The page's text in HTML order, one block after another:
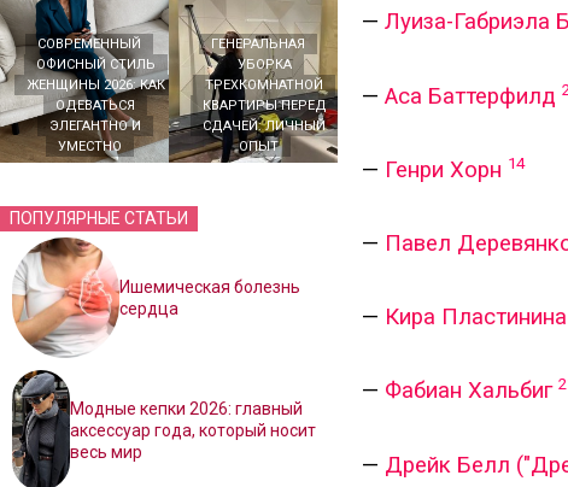
СОВРЕМЕННЫЙ
ОФИСНЫЙ СТИЛЬ
ЖЕНЩИНЫ 2026: КАК
ОДЕВАТЬСЯ
ЭЛЕГАНТНО И
УМЕСТНО
ГЕНЕРАЛЬНАЯ
УБОРКА
ТРЕХКОМНАТНОЙ
КВАРТИРЫ ПЕРЕД
СДАЧЕЙ: ЛИЧНЫЙ
ОПЫТ
ПОПУЛЯРНЫЕ СТАТЬИ
Ишемическая болезнь
сердца
Модные кепки 2026: главный
аксессуар года, который носит
весь мир
— Луиза-Габриэла
— Аса Баттерфилд
— Генри Хорн 14
— Павел
— Кира Пластинина
— Фабиан Хальбиг
— Дрейк Белл